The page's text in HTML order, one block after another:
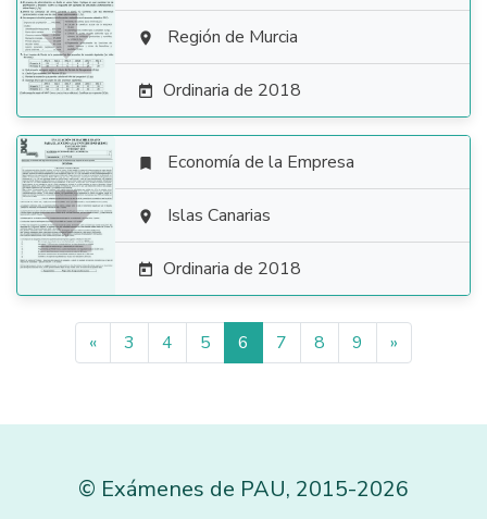
  Región de Murcia
 Ordinaria de 2018

 Economía de la Empresa
 Islas Canarias
 Ordinaria de 2018
« 3 4 5 6 7 8 9 »
© Exámenes de PAU, 2015-2026